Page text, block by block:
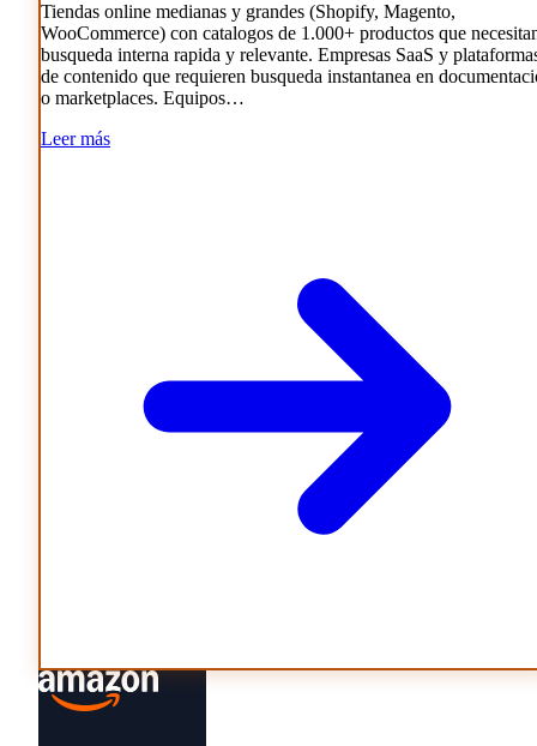
Tiendas online medianas y grandes (Shopify, Magento,
WooCommerce) con catalogos de 1.000+ productos que
busqueda interna rapida y relevante. Empresas SaaS y
de contenido que requieren busqueda instantanea en
o marketplaces. Equipos…
Leer más